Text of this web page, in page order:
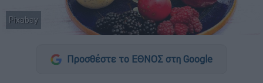
Pixabay
Προσθέστε το ΕΘΝΟΣ στη Google